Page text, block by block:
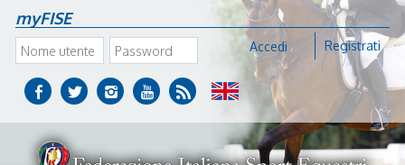
myFISE
Accedi Registrati